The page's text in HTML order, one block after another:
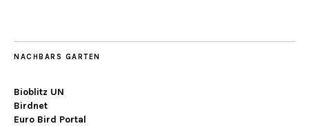
NACHBARS GARTEN
Bioblitz UN
Birdnet
Euro Bird Portal